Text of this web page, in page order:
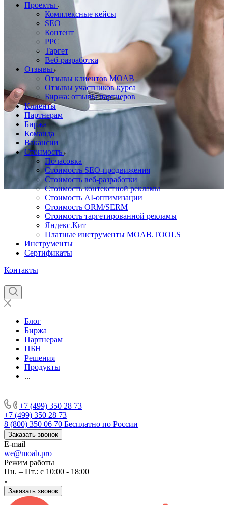
Проекты
Комплексные кейсы
SEO
Контент
PPC
Таргет
Веб-разработка
Отзывы
Отзывы клиентов MOAB
Отзывы участников курса
Биржа: отзывы партнеров
Клиенты
Партнерам
Биржа
Команда
Вакансии
Стоимость
Почасовка
Стоимость SEO-продвижения
Стоимость веб-разработки
Стоимость контекстной рекламы
Стоимость AI-оптимизации
Стоимость ORM/SERM
Стоимость таргетированной рекламы
Яндекс.Кит
Платные инструменты MOAB.TOOLS
Инструменты
Сертификаты
Контакты
Блог
Биржа
Партнерам
ПБН
Решения
Продукты
...
+7 (499) 350 28 73
+7 (499) 350 28 73
8 (800) 350 06 70 Бесплатно по России
Заказать звонок
E-mail
we@moab.pro
Режим работы
Пн. – Пт.: с 10:00 - 18:00
Заказать звонок